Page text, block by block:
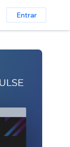
Entrar